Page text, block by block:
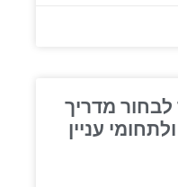
לבחור מדריך
עניין